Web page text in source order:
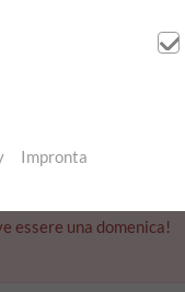
essere una domenica!
Impronta